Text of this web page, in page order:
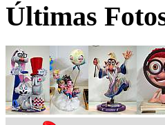
Últimas